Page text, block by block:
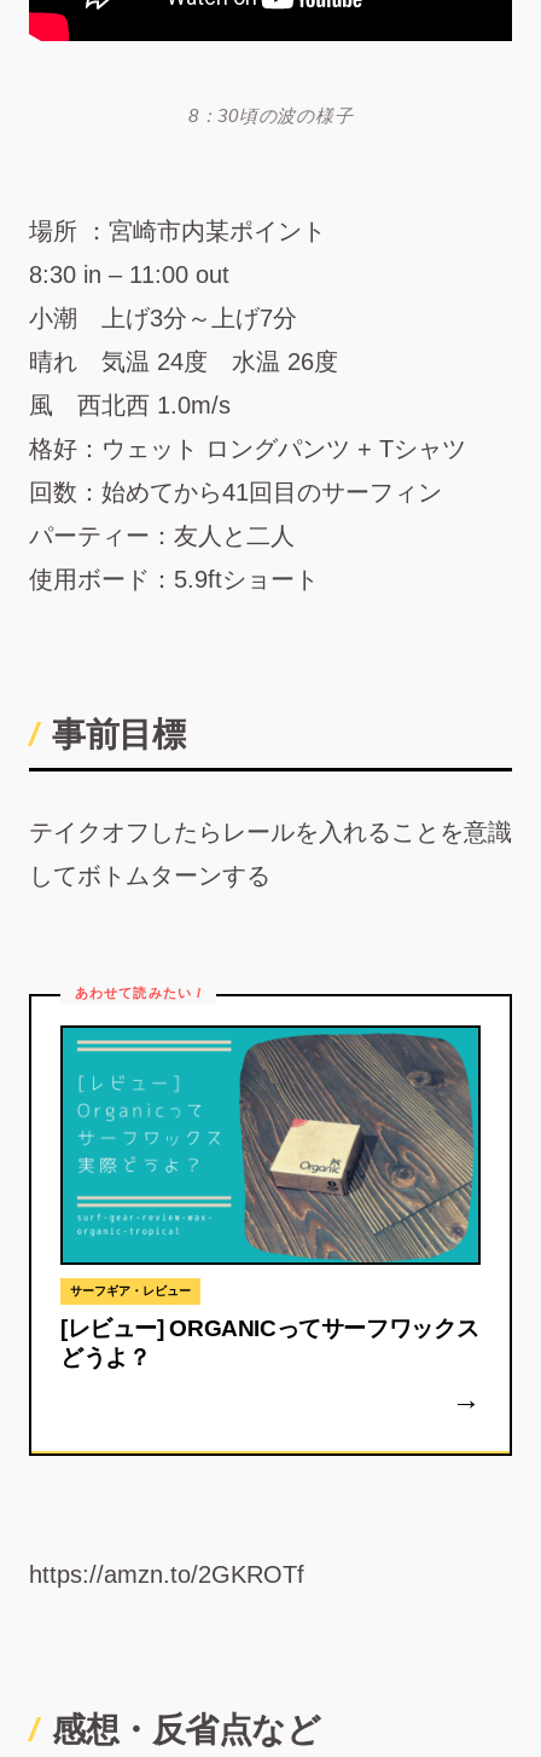
8：30頃の波の様子
場所 ：宮崎市内某ポイント
8:30 in – 11:00 out
小潮 上げ3分～上げ7分
晴れ 気温 24度 水温 26度
風 西北西 1.0m/s
格好：ウェット ロングパンツ + Tシャツ
回数：始めてから41回目のサーフィン
パーティー：友人と二人
使用ボード：5.9ftショート
事前目標
テイクオフしたらレールを入れることを意識
してボトムターンする
サーフギア・レビュー
[レビュー] ORGANICってサーフワックス
どうよ？
https://amzn.to/2GKROTf
感想・反省点など